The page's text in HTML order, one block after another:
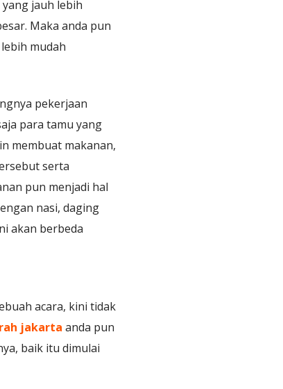
jauh lebih
Maka anda pun
mudah
pekerjaan
para tamu yang
membuat makanan,
serta
pun menjadi hal
nasi, daging
akan berbeda
acara, kini tidak
jakarta anda pun
baik itu dimulai